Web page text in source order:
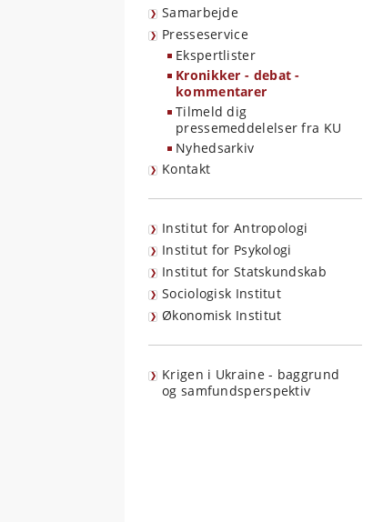
Samarbejde
Presseservice
Ekspertlister
Kronikker - debat -
kommentarer
Tilmeld dig
pressemeddelelser fra KU
Nyhedsarkiv
Kontakt
Institut for Antropologi
Institut for Psykologi
Institut for Statskundskab
Sociologisk Institut
Økonomisk Institut
Krigen i Ukraine - baggrund
og samfundsperspektiv